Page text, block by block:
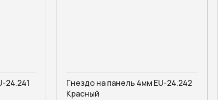
24.241
Гнездо на панель 4мм EU-24.242
Красный